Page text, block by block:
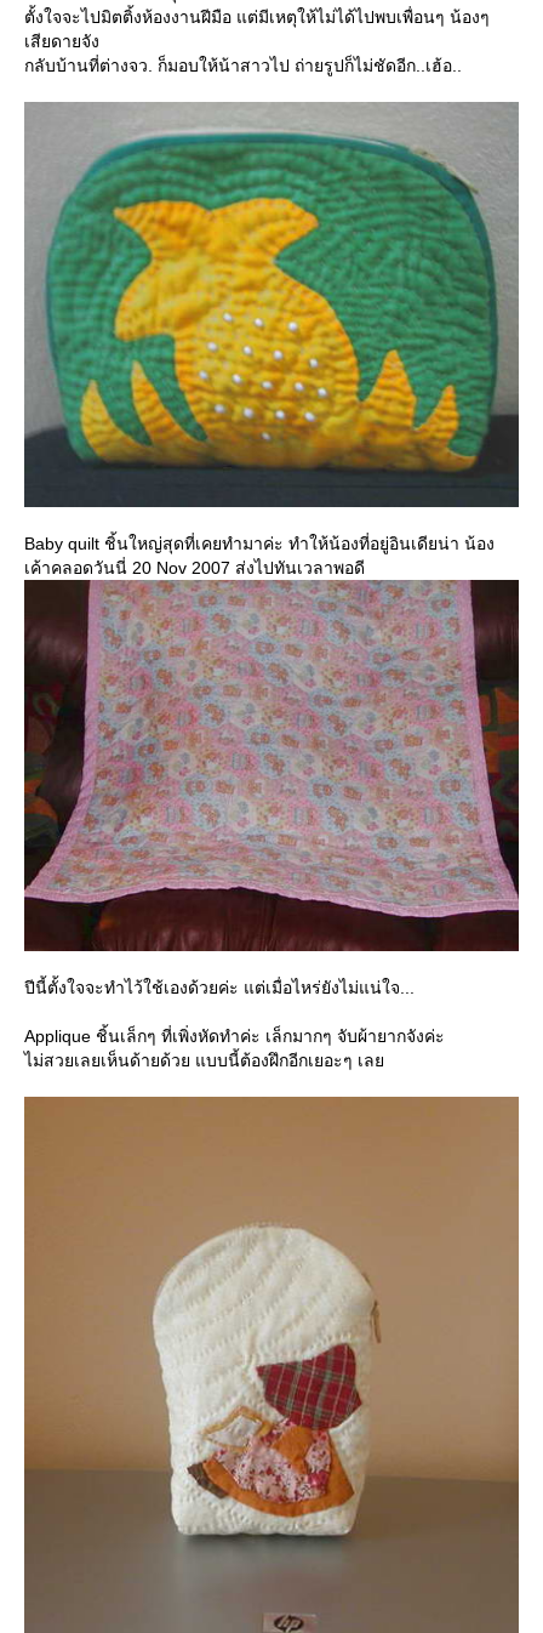
ตั้งใจจะไปมิตติ้งห้องงานฝีมือ แต่มีเหตุให้ไม่ได้ไปพบเพื่อนๆ น้องๆ
เสียดายจัง
กลับบ้านที่ต่างจว. ก็มอบให้น้าสาวไป ถ่ายรูปก็ไม่ชัดอีก..เฮ้อ..
Baby quilt ชิ้นใหญ่สุดที่เคยทำมาค่ะ ทำให้น้องที่อยู่อินเดียน่า น้อง
เค้าคลอดวันนี่ 20 Nov 2007 ส่งไปทันเวลาพอดี
ปีนี้ตั้งใจจะทำไว้ใช้เองด้วยค่ะ แต่เมื่อไหร่ยังไม่แน่ใจ...
Applique ชิ้นเล็กๆ ที่เพิ่งหัดทำค่ะ เล็กมากๆ จับผ้ายากจังค่ะ
ไม่สวยเลยเห็นด้ายด้วย แบบนี้ต้องฝึกอีกเยอะๆ เล